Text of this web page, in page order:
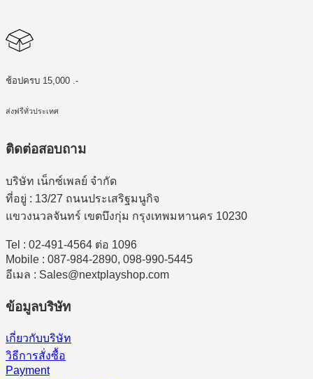
ช้อปครบ 15,000 .-
ส่งฟรีทั่วประเทศ
ติดต่อสอบถาม
บริษัท เน็กซ์เพลย์ จำกัด
ที่อยู่ : 13/27 ถนนประเสริฐมนูกิจ
แขวงนวลจันทร์ เขตบึงกุ่ม กรุงเทพมหานคร 10230
Tel : 02-491-4564 ต่อ 1096
Mobile : 087-984-2890, 098-990-5445
อีเมล : Sales@nextplayshop.com
ข้อมูลบริษัท
เกี่ยวกับบริษัท
วิธีการสั่งซื้อ
Payment